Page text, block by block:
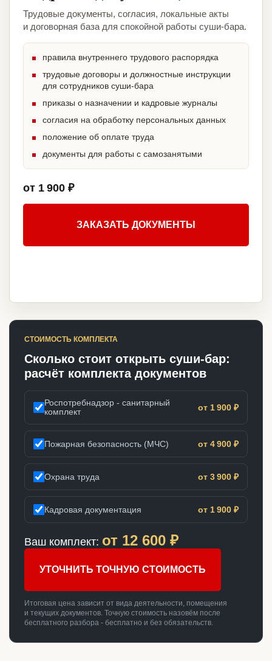
Трудовые документы, согласия, локальные акты
и договорная база для спокойной работы суши-бара.
правила внутреннего трудового распорядка
трудовые договоры и должностные инструкции
для сотрудников суши-бара
приказы о назначении и кадровые журналы
согласия на обработку персональных данных
положение об оплате труда
документы для работы с самозанятыми
от 1 900 ₽
ЗАКАЗАТЬ ДОКУМЕНТЫ
СТОИМОСТЬ КОМПЛЕКТА
Сколько стоит открыть суши-бар:
расчёт комплекта документов
Роспотребнадзор - санитарный
комплект
от 1 900 ₽
Пожарная безопасность (МЧС) от 4 900 ₽
Охрана труда от 3 900 ₽
Кадровая документация от 1 900 ₽
Ваш комплект: от 12 600 ₽
УТОЧНИТЬ ТОЧНУЮ СТОИМОСТЬ
Итоговая цена зависит от вида деятельности, помещения
и текущих документов. Точную стоимость назовём после
бесплатного разбора - бесплатно и без обязательств.